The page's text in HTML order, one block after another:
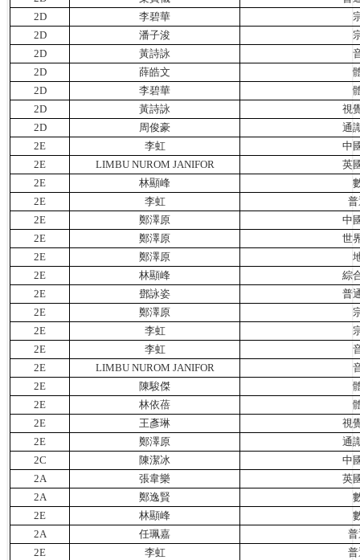
2D
李碧華
2D
潘子浚
2D
黃詩詠
2D
薛皓文
2D
李碧華
2D
黃詩詠
視
2D
周俊豪
通
2E
李虹
中
2E
LIMBU NUROM JANIFOR
英
2E
林顯峰
2E
李虹
2E
鄭澤原
中
2E
鄭澤原
世
2E
鄭澤原
2E
林顯峰
綜
2E
鄧詠姿
普
2E
鄭澤原
2E
李虹
2E
李虹
2E
LIMBU NUROM JANIFOR
2E
陳駿傑
2E
林依蓓
2E
王彥琳
視
2E
鄭澤原
通
2C
陳潔冰
中
2A
張韋樂
英
2A
鄭逸賢
2E
林顯峰
2A
任珮嘉
2E 李虹